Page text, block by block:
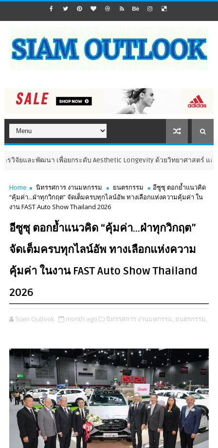
เพื่อยกระดับ Aesthetic Longevity ด้วยวิทยาศาสตร์ และนวัตกรรมด้
Home นิทรรศการ งานมหกรรม ยนตรกรรม
อีซูซุ ตอกย้ำแนวคิด
“คุ้มค่า...ฝ่าทุกวิกฤต” จัดเต็มครบทุกไลน์อัพ ทางเลือกแห่งความคุ้มค่า ใน
งาน FAST Auto Show Thailand 2026
อีซูซุ ตอกย้ำแนวคิด “คุ้มค่า...ฝ่าทุกวิกฤต”
จัดเต็มครบทุกไลน์อัพ ทางเลือกแห่งความ
คุ้มค่า ในงาน FAST Auto Show Thailand
2026
Siam Outlook month ago นิทรรศการ งานมหกรรม, ยนตรกรรม,